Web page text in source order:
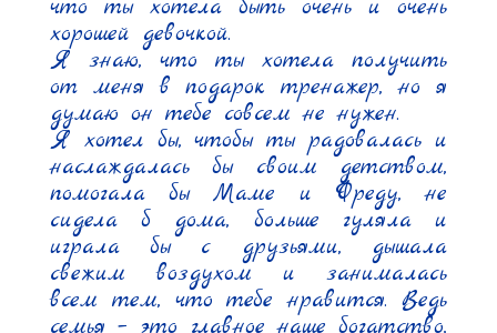
что ты хотела быть очень и очень
хорошей девочкой.
Я знаю, что ты хотела получить
от меня в подарок тренажер, но я
думаю он тебе совсем не нужен.
Я хотел бы, чтобы ты радовалась и
наслаждалась бы своим детством,
помогала бы Маме и Фреду, не
сидела б дома, больше гуляла и
играла бы с друзьями, дышала
свежим воздухом и занималась
всем тем, что тебе нравится. Ведь